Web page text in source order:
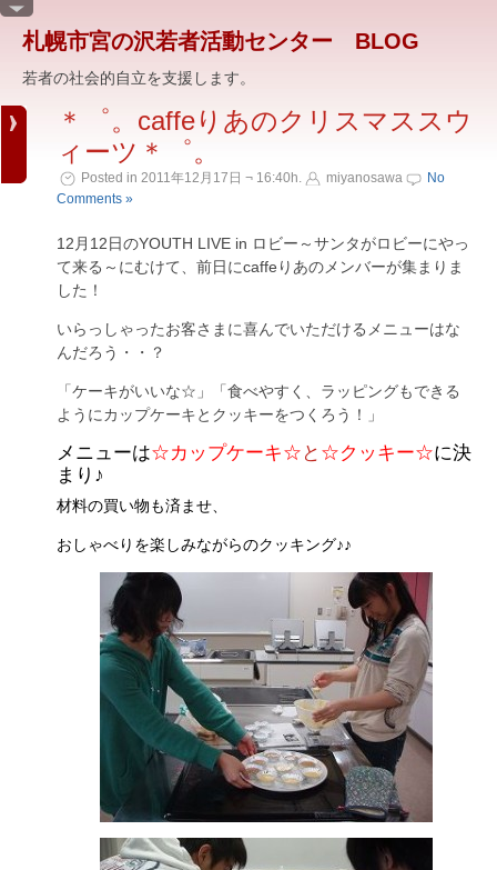
札幌市宮の沢若者活動センター BLOG
若者の社会的自立を支援します。
＊゜。caffeりあのクリスマススウ
ィーツ＊゜。
Posted in 2011年12月17日 ¬ 16:40h. miyanosawa
No
Comments »
12月12日のYOUTH LIVE in ロビー～サンタがロビーにやっ
て来る～にむけて、前日にcaffeりあのメンバーが集まりま
した！
いらっしゃったお客さまに喜んでいただけるメニューはな
んだろう・・？
「ケーキがいいな☆」「食べやすく、ラッピングもできる
ようにカップケーキとクッキーをつくろう！」
メニューは☆カップケーキ☆ と ☆クッキー☆に決
まり♪
材料の買い物も済ませ、
おしゃべりを楽しみながらのクッキング♪♪